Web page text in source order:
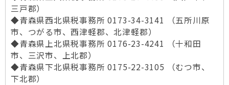
三戸郡）
◆青森県西北県税事務所 0173-34-3141 （五所川原
市、つがる市、西津軽郡、北津軽郡）
◆青森県上北県税事務所 0176-23-4241 （十和田
市、三沢市、上北郡）
◆青森県下北県税事務所 0175-22-3105 （むつ市、
下北郡）